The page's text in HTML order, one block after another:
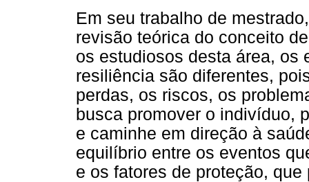
Em seu trabalho de
revisão teórica do conceito
os estudiosos desta área, os
resiliência são diferentes,
perdas, os riscos, os
busca promover o indivíduo,
e caminhe em direção à
equilíbrio entre os eventos
e os fatores de proteção,